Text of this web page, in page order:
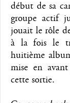
début de sa
groupe actif
jouait le rôle
à la fois le
huitième
mise en
cette sortie.